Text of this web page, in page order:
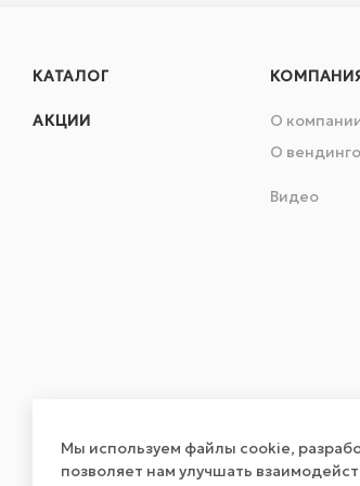
КАТАЛОГ
АКЦИИ
О
О
Видео
Мы используем файлы cookie,
позволяет нам улучшать